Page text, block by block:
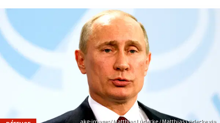
akg-images/ Matthias Lüdecke / Matthias Lüdecke via